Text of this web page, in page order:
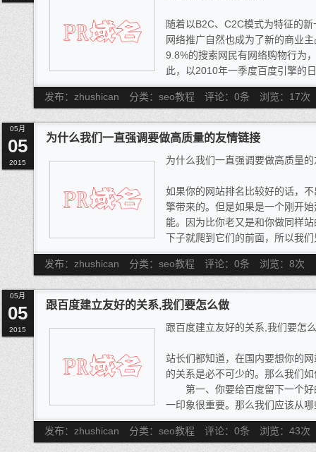
随着以B2C、C2C模式为特征的
网络推广自然也成为了新的商业
9.8%的搜索网民有网络购物行为
此，以2010年一季度百度引擎的
就有近1亿次搜索可能与购物有关
是中国电子商务和网购事业飞速
索商战已如箭在弦。
思维，希图通过铺天盖地的广告
其效果往往并没有实现预期，还
息传播网在2010年7月的一份统
“诚信度可疑”、、“骚扰”、“与网
象上，这充分说明了“以量取胜”
常负面的形象。
发布：zhushican 分类：seo教程 评论：0条 浏览： 17次
05月
05
2015
为什么我们一直强调要做高质量的友情链接
为什么我们一直强调要做高质量
如果你的网站排名比较好的话，
擎带来的。但是如果是一个刚开
能。因为比你老又是和你做同样
下子就爬到它们的前面，所以我
己的关键词获得好的网站排名!
一开始做站的站长们总是非常
名，因为都知道在官方的搜索列
纯自然的免费的流量。于是大家
没了。这个就是垃圾链接。虽然
稳步的工程，需要平时一点一滴
必须要踏踏实实的做。而且垃圾
反而会给自己的网站带来影响。
要注意质量。再者一下子建立很
作弊而有被K的风险。
发布：zhushican 分类：seo教程 评论：0条 浏览： 8次
05月
05
2015
跟百度建立友好的关系,我们要怎么做
跟百度建立友好的关系,我们要怎
站长们都知道，在国内要想你的
的关系是必不可少的。那么我们
第一、你要给百度留下一个好
一印象很重要。那么我们应该从
呢?一般有这几个方面：网站结构
接多而且质量好。
发布：zhushican 分类：seo教程 评论：0条 浏览： 43次